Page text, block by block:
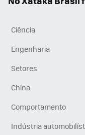
Ciência
Engenharia
Setores
China
Comportamento
Indústria